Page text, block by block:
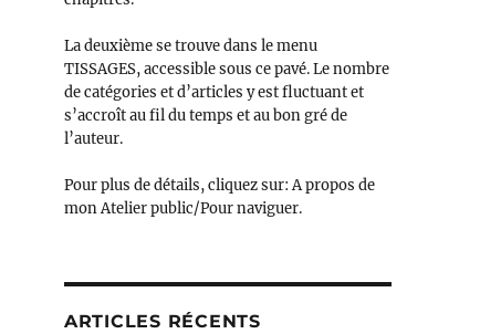
La deuxième se trouve dans le menu
TISSAGES, accessible sous ce pavé. Le nombre
de catégories et d’articles y est fluctuant et
s’accroît au fil du temps et au bon gré de
l’auteur.
Pour plus de détails, cliquez sur: A propos de
mon Atelier public/Pour naviguer.
ARTICLES RÉCENTS